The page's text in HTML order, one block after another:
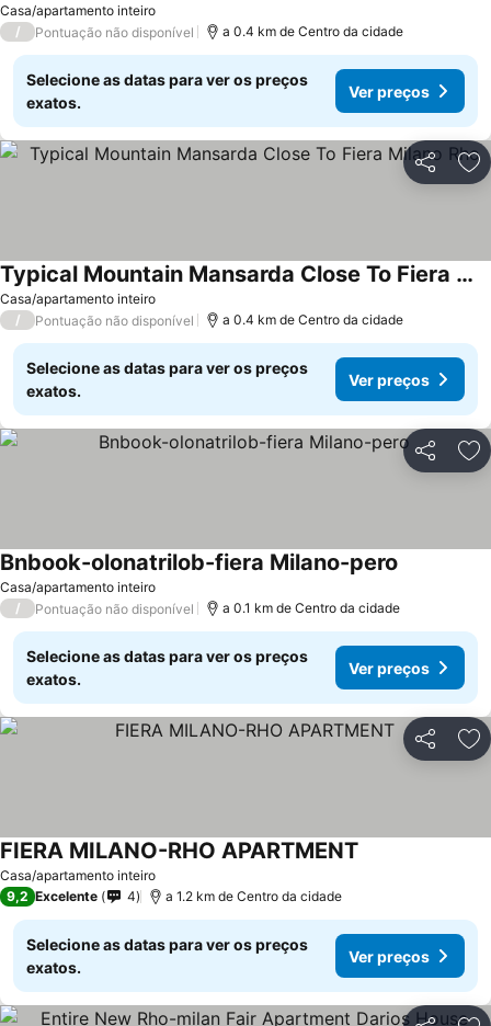
Casa/apartamento inteiro
/ Pontuação não disponível a 0.4 km de Centro da cidade
Selecione as datas para ver os preços
exatos.
Ver preços
Partilhar
Casa/apartamento inteiro
Typical Mountain Mansarda Close To Fiera Milano Rho
/ Pontuação não disponível a 0.4 km de Centro da cidade
Selecione as datas para ver os preços
exatos.
Ver preços
Partilhar
Casa/apartamento inteiro
Bnbook-olonatrilob-fiera Milano-pero
/ Pontuação não disponível a 0.1 km de Centro da cidade
Selecione as datas para ver os preços
exatos.
Ver preços
Partilhar
Casa/apartamento inteiro
FIERA MILANO-RHO APARTMENT
9,2 Excelente 4 a 1.2 km de Centro da cidade
Selecione as datas para ver os preços
exatos.
Ver preços